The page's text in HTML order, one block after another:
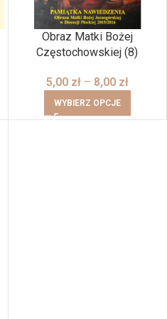
Obraz Matki Bożej
Częstochowskiej (8)
5,00 zł – 8,00 zł
WYBIERZ OPCJE